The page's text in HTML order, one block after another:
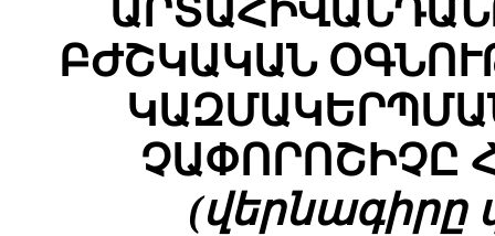
ԲԺՇԿԱԿԱՆ
ՉԱՓՈՐՈՇԻՉԸ
(վերնագիրը